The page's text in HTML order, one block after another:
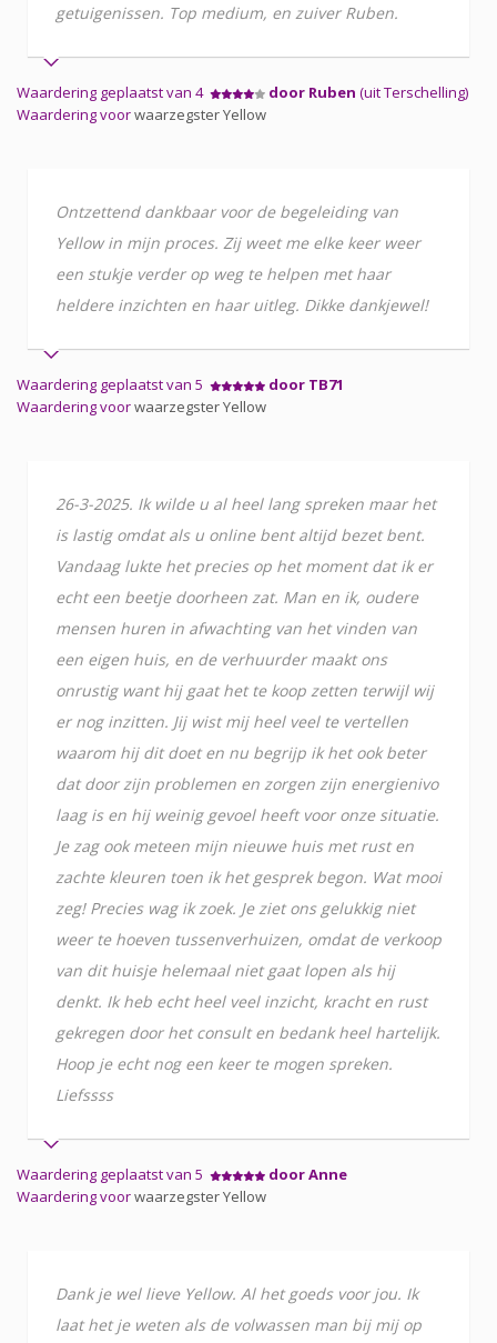
getuigenissen. Top medium, en zuiver Ruben.
Waardering geplaatst van 4 door Ruben (uit Terschelling)
Waardering voorwaarzegster Yellow
Ontzettend dankbaar voor de begeleiding van
Yellow in mijn proces. Zij weet me elke keer weer
een stukje verder op weg te helpen met haar
heldere inzichten en haar uitleg. Dikke dankjewel!
Waardering geplaatst van 5
door TB71
Waardering voorwaarzegster Yellow
26-3-2025. Ik wilde u al heel lang spreken maar het
is lastig omdat als u online bent altijd bezet bent.
Vandaag lukte het precies op het moment dat ik er
echt een beetje doorheen zat. Man en ik, oudere
mensen huren in afwachting van het vinden van
een eigen huis, en de verhuurder maakt ons
onrustig want hij gaat het te koop zetten terwijl wij
er nog inzitten. Jij wist mij heel veel te vertellen
waarom hij dit doet en nu begrijp ik het ook beter
dat door zijn problemen en zorgen zijn energienivo
laag is en hij weinig gevoel heeft voor onze situatie.
Je zag ook meteen mijn nieuwe huis met rust en
zachte kleuren toen ik het gesprek begon. Wat mooi
zeg! Precies wag ik zoek. Je ziet ons gelukkig niet
weer te hoeven tussenverhuizen, omdat de verkoop
van dit huisje helemaal niet gaat lopen als hij
denkt. Ik heb echt heel veel inzicht, kracht en rust
gekregen door het consult en bedank heel hartelijk.
Hoop je echt nog een keer te mogen spreken.
Liefssss
Waardering geplaatst van 5
door Anne
Waardering voorwaarzegster Yellow
Dank je wel lieve Yellow. Al het goeds voor jou. Ik
laat het je weten als de volwassen man bij mij op